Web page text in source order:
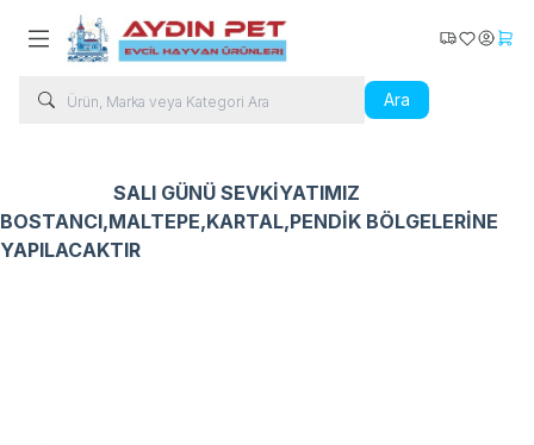
Ara
Kargo Takip
Favorilerim
SALI GÜNÜ SEVKİYATIMIZ
BOSTANCI,MALTEPE,KARTAL,PENDİK BÖLGELERİNE
YAPILACAKTIR